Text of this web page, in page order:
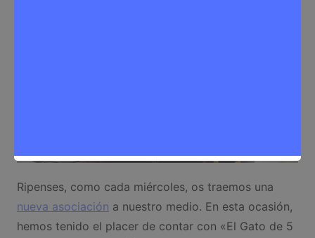
Ripenses, como cada miércoles, os traemos una
nueva asociación a nuestro medio. En esta ocasión,
hemos tenido el placer de contar con «El Gato de 5